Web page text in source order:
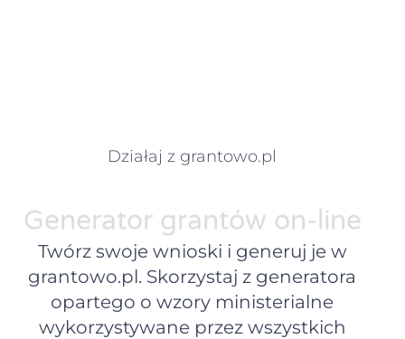
Działaj z grantowo.pl
Generator grantów on-line
Twórz swoje wnioski i generuj je w
grantowo.pl. Skorzystaj z generatora
opartego o wzory ministerialne
wykorzystywane przez wszystkich